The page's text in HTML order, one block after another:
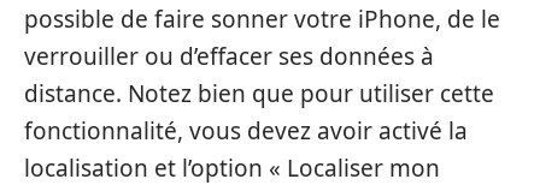
possible de faire sonner votre iPhone, de le
verrouiller ou d’effacer ses données à
distance. Notez bien que pour utiliser cette
fonctionnalité, vous devez avoir activé la
localisation et l’option « Localiser mon